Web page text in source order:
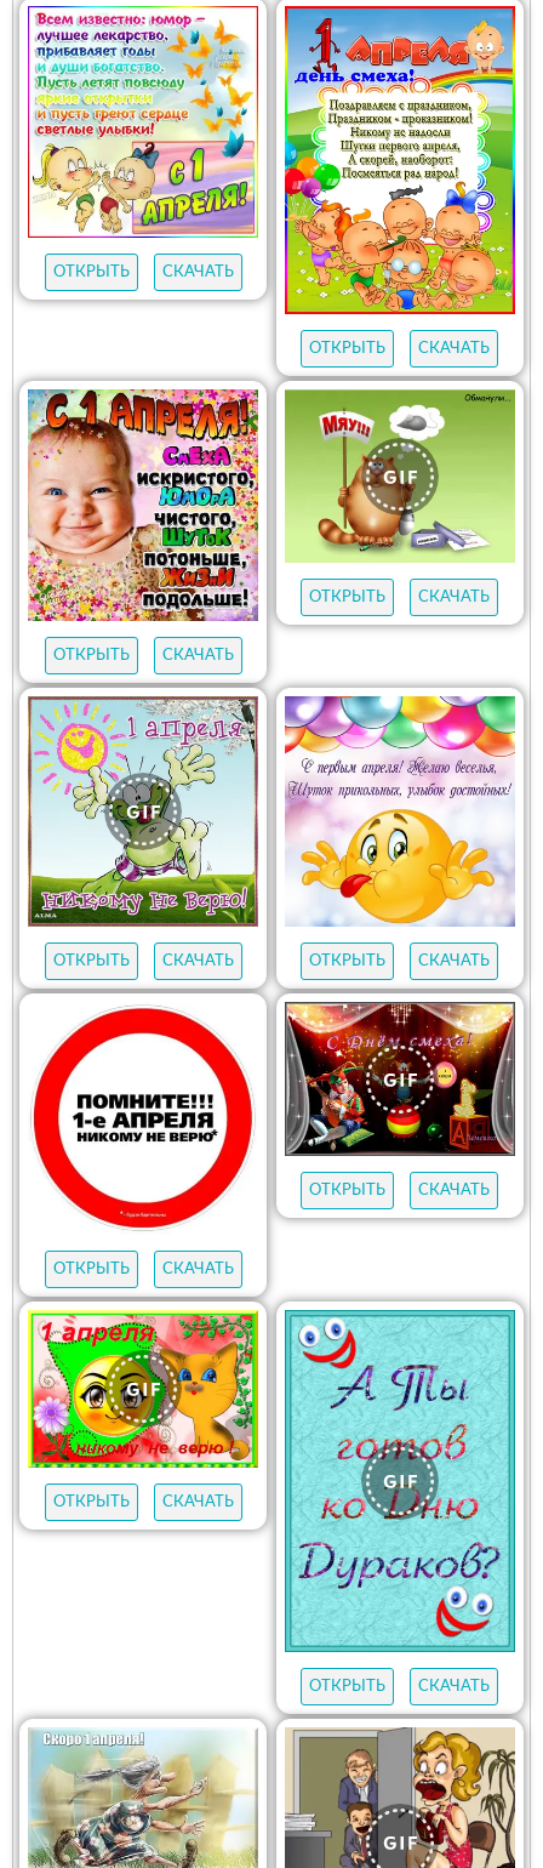
ОТКРЫТЬ СКАЧАТЬ
ОТКРЫТЬ СКАЧАТЬ
ОТКРЫТЬ СКАЧАТЬ
ОТКРЫТЬ СКАЧАТЬ
ОТКРЫТЬ СКАЧАТЬ ОТКРЫТЬ СКАЧАТЬ
ОТКРЫТЬ СКАЧАТЬ
ОТКРЫТЬ СКАЧАТЬ
ОТКРЫТЬ СКАЧАТЬ
ОТКРЫТЬ СКАЧАТЬ